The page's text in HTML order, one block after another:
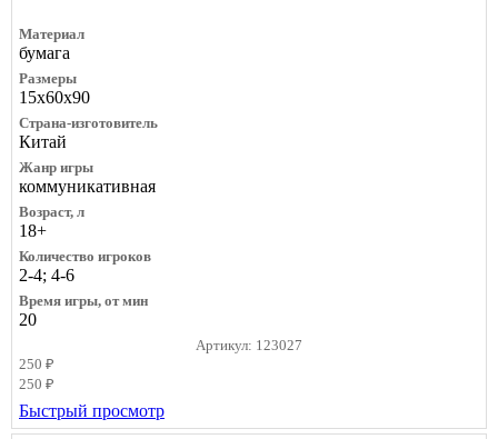
Материал
бумага
Размеры
15х60х90
Страна-изготовитель
Китай
Жанр игры
коммуникативная
Возраст, л
18+
Количество игроков
2-4; 4-6
Время игры, от мин
20
Артикул: 123027
250 ₽
250 ₽
Быстрый просмотр